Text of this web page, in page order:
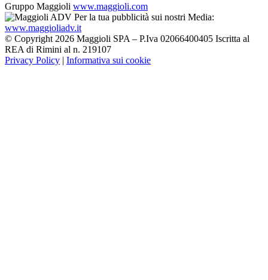
Gruppo Maggioli www.maggioli.com
Per la tua pubblicità sui nostri Media:
www.maggioliadv.it
© Copyright 2026 Maggioli SPA – P.Iva 02066400405 Iscritta al
REA di Rimini al n. 219107
Privacy Policy | Informativa sui cookie